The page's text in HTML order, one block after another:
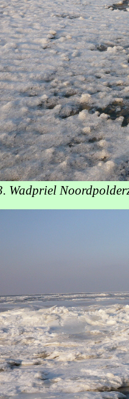
Wadpriel